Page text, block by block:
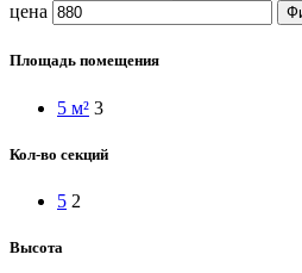
цена
Площадь помещения
5 м² 3
Кол-во секций
5 2
Высота